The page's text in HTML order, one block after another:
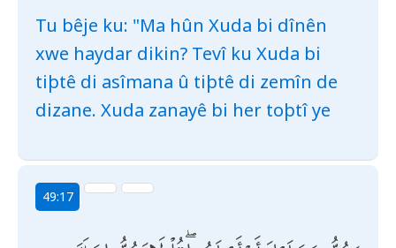
Tu bêje ku: "Ma hûn Xuda bi dînên
xwe haydar dikin? Tevî ku Xuda bi
tiþtê di asîmana û tiþtê di zemîn de
dizane. Xuda zanayê bi her toþtî ye
49:17